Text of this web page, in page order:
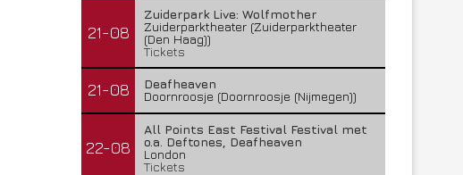
21-08
Zuiderpark Live: Wolfmother
Zuiderparktheater (Zuiderparktheater
(Den Haag))
Tickets
21-08
Deafheaven
Doornroosje (Doornroosje (Nijmegen))
22-08
All Points East Festival Festival met
o.a. Deftones, Deafheaven
London
Tickets